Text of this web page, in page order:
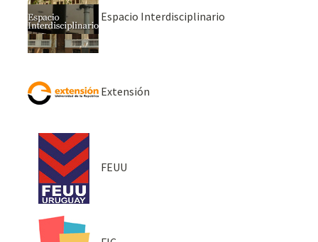
Espacio Interdisciplinario
Extensión
FEUU